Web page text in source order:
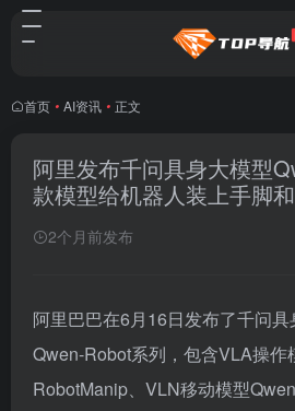
首页 • AI资讯 • 正文
阿里发布千问具身大模型
款模型给机器人装上手脚
2个月前发布
阿里巴巴在6月16日发布了千问具
Qwen-Robot系列，包含VLA操作
RobotManip、VLN移动模型